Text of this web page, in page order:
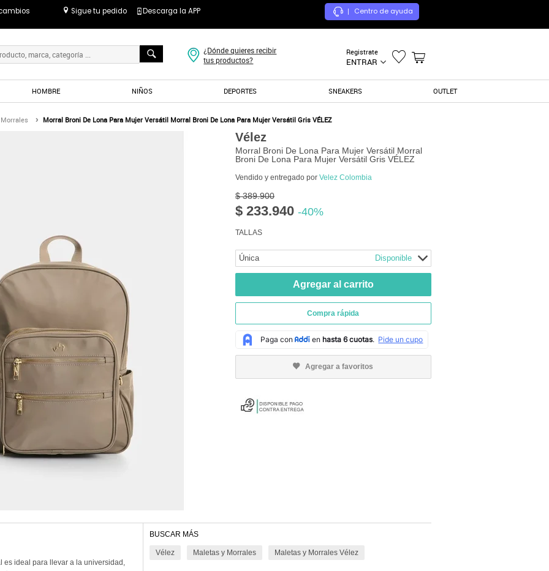
Sigue tu pedido Descarga la APP | Centro de ayuda
Registrate
ENTRAR
¿Dónde quieres recibir
tus productos?
HOMBRE NIÑOS DEPORTES SNEAKERS OUTLET
Morral Broni De Lona Para Mujer Versátil Morral Broni De Lona Para Mujer Versátil Gris VÉLEZ
Vélez
Morral Broni De Lona Para Mujer Versátil Morral
Broni De Lona Para Mujer Versátil Gris VÉLEZ
Vendido y entregado por Velez Colombia
$ 389.900
$ 233.940 -40%
TALLAS
Única Disponible
Agregar al carrito
Compra rápida
Agregar a favoritos
es ideal para llevar a la universidad,
BUSCAR MÁS
Vélez Maletas y Morrales Maletas y Morrales Vélez